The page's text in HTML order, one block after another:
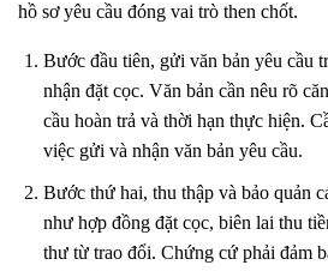
hồ sơ yêu cầu đóng vai trò then chốt.
Bước đầu tiên, gửi văn bản yêu cầu
nhận đặt cọc. Văn bản cần nêu rõ
cầu hoàn trả và thời hạn thực hiện.
việc gửi và nhận văn bản yêu cầu.
Bước thứ hai, thu thập và bảo quản
như hợp đồng đặt cọc, biên lai thu
thư từ trao đổi. Chứng cứ phải đảm